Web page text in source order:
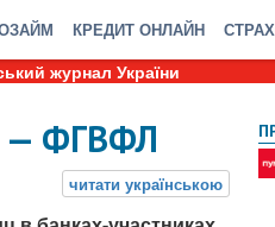
КРЕДИТ ОНЛАЙН
журнал України
— ФГВФЛ